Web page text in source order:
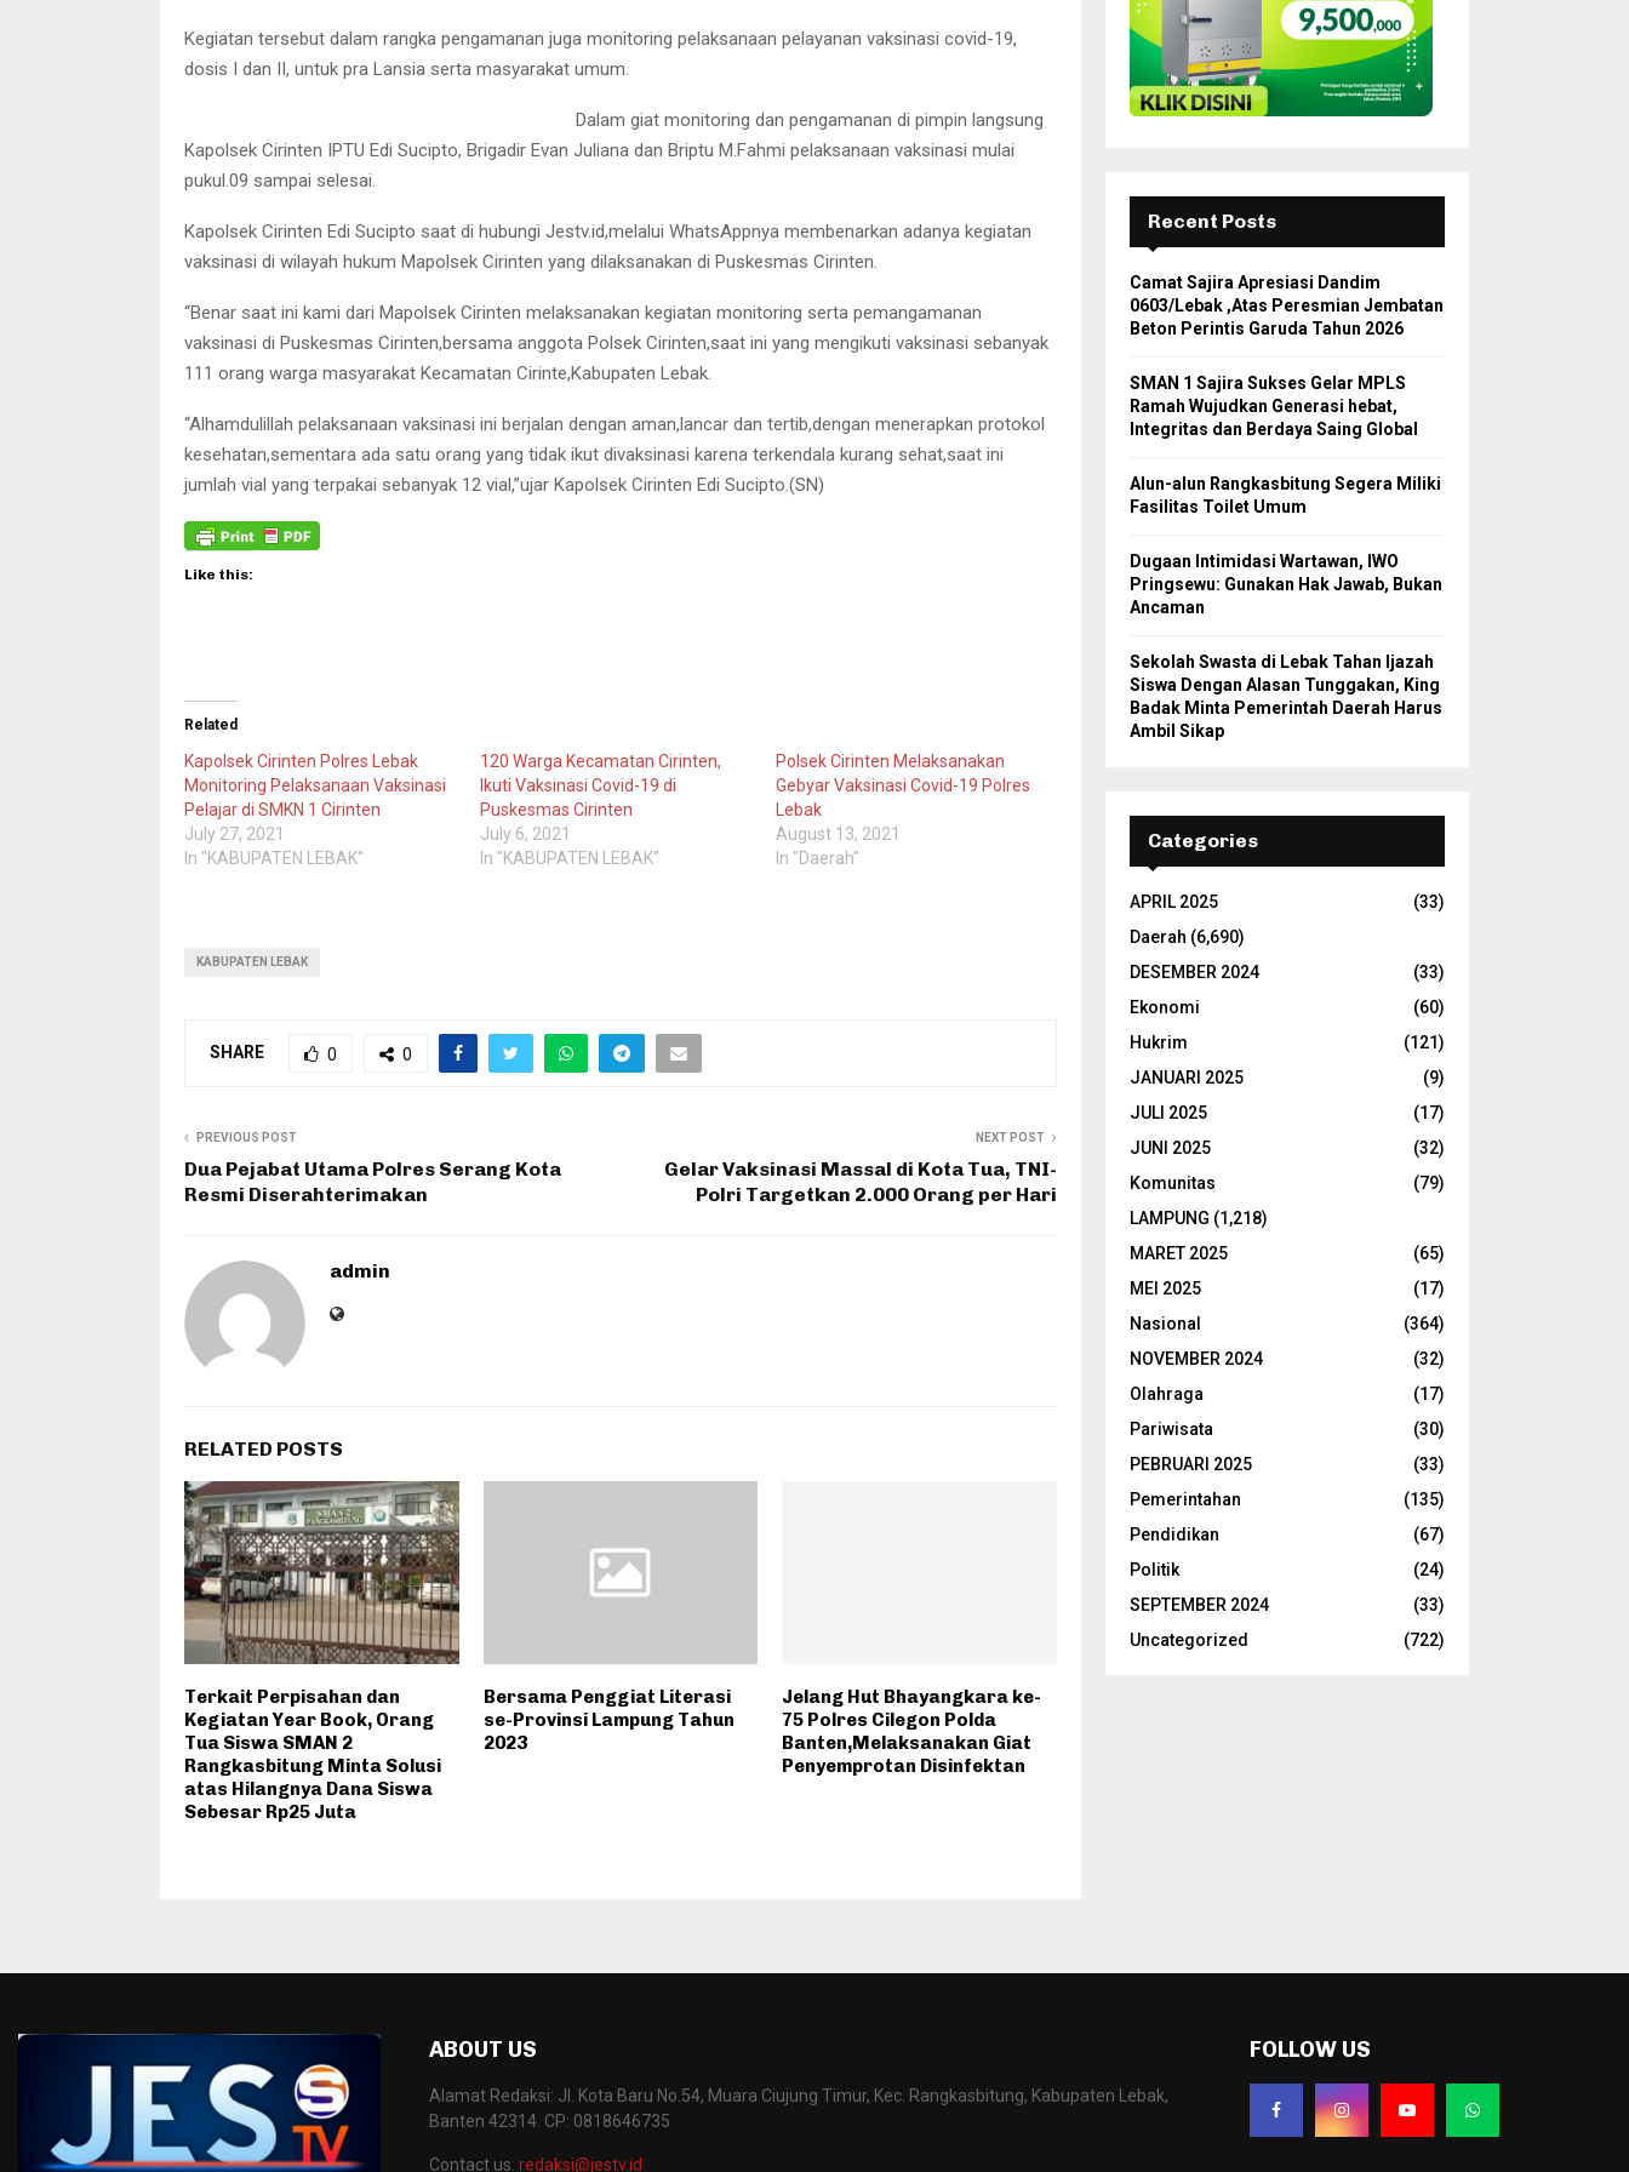
Kegiatan tersebut dalam rangka pengamanan juga monitoring pelaksanaan pelayanan vaksinasi covid-19,
dosis I dan II, untuk pra Lansia serta masyarakat umum.
Dalam giat monitoring dan pengamanan di pimpin langsung
Kapolsek Cirinten IPTU Edi Sucipto, Brigadir Evan Juliana dan Briptu M.Fahmi pelaksanaan vaksinasi mulai
pukul.09 sampai selesai.
Kapolsek Cirinten Edi Sucipto saat di hubungi Jestv.id,melalui WhatsAppnya membenarkan adanya kegiatan
vaksinasi di wilayah hukum Mapolsek Cirinten yang dilaksanakan di Puskesmas Cirinten.
“Benar saat ini kami dari Mapolsek Cirinten melaksanakan kegiatan monitoring serta pemangamanan
vaksinasi di Puskesmas Cirinten,bersama anggota Polsek Cirinten,saat ini yang mengikuti vaksinasi sebanyak
111 orang warga masyarakat Kecamatan Cirinte,Kabupaten Lebak.
“Alhamdulillah pelaksanaan vaksinasi ini berjalan dengan aman,lancar dan tertib,dengan menerapkan protokol
kesehatan,sementara ada satu orang yang tidak ikut divaksinasi karena terkendala kurang sehat,saat ini
jumlah vial yang terpakai sebanyak 12 vial,”ujar Kapolsek Cirinten Edi Sucipto.(SN)
Like this:
Related
Kapolsek Cirinten Polres Lebak
Monitoring Pelaksanaan Vaksinasi
Pelajar di SMKN 1 Cirinten
July 27, 2021
In "KABUPATEN LEBAK"
120 Warga Kecamatan Cirinten,
Ikuti Vaksinasi Covid-19 di
Puskesmas Cirinten
July 6, 2021
In "KABUPATEN LEBAK"
Polsek Cirinten Melaksanakan
Gebyar Vaksinasi Covid-19 Polres
Lebak
August 13, 2021
In "Daerah"
KABUPATEN LEBAK
SHARE 0 0
PREVIOUS POST
Dua Pejabat Utama Polres Serang Kota
Resmi Diserahterimakan
NEXT POST
Gelar Vaksinasi Massal di Kota Tua, TNI-
Polri Targetkan 2.000 Orang per Hari
admin
RELATED POSTS
Terkait Perpisahan dan
Kegiatan Year Book, Orang
Tua Siswa SMAN 2
Rangkasbitung Minta Solusi
atas Hilangnya Dana Siswa
Sebesar Rp25 Juta
Bersama Penggiat Literasi
se-Provinsi Lampung Tahun
2023
Jelang Hut Bhayangkara ke-
75 Polres Cilegon Polda
Banten,Melaksanakan Giat
Penyemprotan Disinfektan
H
Recent Posts
Camat Sajira Apresiasi Dandim
0603/Lebak ,Atas Peresmian Jembatan
Beton Perintis Garuda Tahun 2026
SMAN 1 Sajira Sukses Gelar MPLS
Ramah Wujudkan Generasi hebat,
Integritas dan Berdaya Saing Global
Alun-alun Rangkasbitung Segera Miliki
Fasilitas Toilet Umum
Dugaan Intimidasi Wartawan, IWO
Pringsewu: Gunakan Hak Jawab, Bukan
Ancaman
Sekolah Swasta di Lebak Tahan Ijazah
Siswa Dengan Alasan Tunggakan, King
Badak Minta Pemerintah Daerah Harus
Ambil Sikap
Categories
APRIL 2025
(33)
Daerah (6,690)
DESEMBER 2024
(33)
Ekonomi
(60)
Hukrim
(121)
JANUARI 2025
(9)
JULI 2025
(17)
JUNI 2025
(32)
Komunitas
(79)
LAMPUNG (1,218)
MARET 2025
(65)
MEI 2025
(17)
Nasional
(364)
NOVEMBER 2024
(32)
Olahraga
(17)
Pariwisata
(30)
PEBRUARI 2025
(33)
Pemerintahan
(135)
Pendidikan
(67)
Politik
(24)
SEPTEMBER 2024
(33)
Uncategorized
(722)
ABOUT US
Alamat Redaksi: Jl. Kota Baru No.54, Muara Ciujung Timur, Kec. Rangkasbitung, Kabupaten Lebak,
Banten 42314. CP: 0818646735
Contact us: redaksi@jestv.id
FOLLOW US